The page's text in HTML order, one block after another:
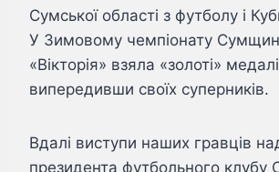
Сумської області з футболу і
У Зимовому чемпіонату
«Вікторія» взяла «золоті»
випередивши своїх суперників.
Вдалі виступи наших гравців
президента футбольного клубу